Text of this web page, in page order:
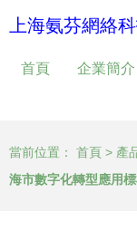
上海氨芬網絡
首頁 企業簡介
當前位置： 首頁 > 產
海市數字化轉型應用